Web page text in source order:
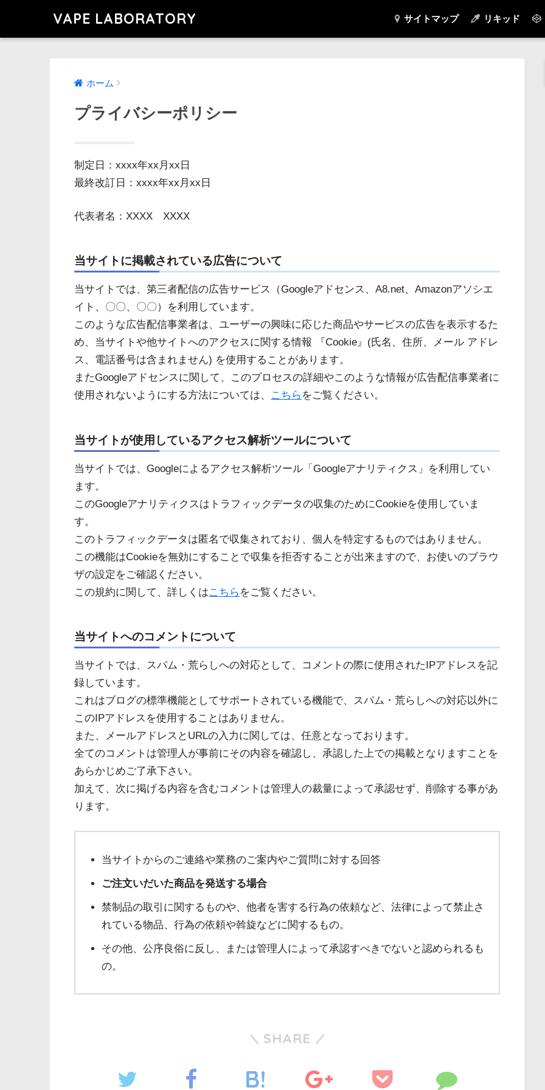
VAPE LABORATORY サイトマップ リキッド
ホーム
プライバシーポリシー
制定日：xxxx年xx月xx日
最終改訂日：xxxx年xx月xx日
代表者名：XXXX XXXX
当サイトに掲載されている広告について
当サイトでは、第三者配信の広告サービス（Googleアドセンス、A8.net、Amazonアソシエ
イト、〇〇、〇〇）を利用しています。
このような広告配信事業者は、ユーザーの興味に応じた商品やサービスの広告を表示するた
め、当サイトや他サイトへのアクセスに関する情報 『Cookie』(氏名、住所、メール アドレ
ス、電話番号は含まれません) を使用することがあります。
またGoogleアドセンスに関して、このプロセスの詳細やこのような情報が広告配信事業者に
使用されないようにする方法については、
こちら をご覧ください。
当サイトが使用しているアクセス解析ツールについて
当サイトでは、Googleによるアクセス解析ツール「Googleアナリティクス」を利用してい
ます。
このGoogleアナリティクスはトラフィックデータの収集のためにCookieを使用していま
す。
このトラフィックデータは匿名で収集されており、個人を特定するものではありません。
この機能はCookieを無効にすることで収集を拒否することが出来ますので、お使いのブラウ
ザの設定をご確認ください。
この規約に関して、詳しくはこちら をご覧ください。
当サイトへのコメントについて
当サイトでは、スパム・荒らしへの対応として、コメントの際に使用されたIPアドレスを記
録しています。
これはブログの標準機能としてサポートされている機能で、スパム・荒らしへの対応以外に
このIPアドレスを使用することはありません。
また、メールアドレスとURLの入力に関しては、任意となっております。
全てのコメントは管理人が事前にその内容を確認し、承認した上での掲載となりますことを
あらかじめご了承下さい。
加えて、次に掲げる内容を含むコメントは管理人の裁量によって承認せず、削除する事があ
ります。
当サイトからのご連絡や業務のご案内やご質問に対する回答
ご注文いだいた商品を発送する場合
禁制品の取引に関するものや、他者を害する行為の依頼など、法律によって禁止さ
れている物品、行為の依頼や斡旋などに関するもの。
その他、公序良俗に反し、または管理人によって承認すべきでないと認められるも
の。
SHARE